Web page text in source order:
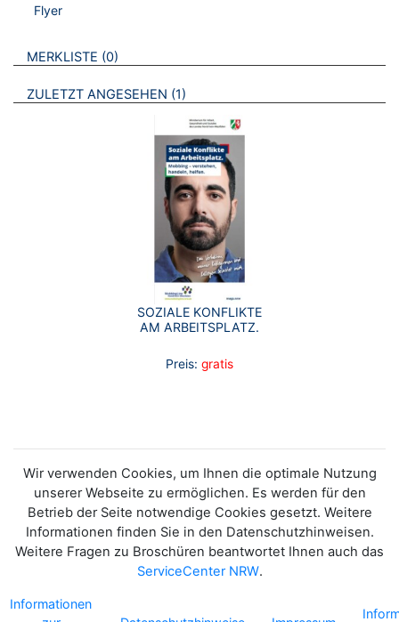
Flyer
VERWEISE AUF VERMERKTE- ODER ZULETZT ANGESEHENE
MERKLISTE 0 BROSCHÜREN
ZULETZT ANGESEHEN 1 BROSCHÜREN
SOZIALE KONFLIKTE
AM ARBEITSPLATZ.
Preis: gratis
Wir verwenden Cookies, um Ihnen die optimale Nutzung
unserer Webseite zu ermöglichen. Es werden für den
Betrieb der Seite notwendige Cookies gesetzt. Weitere
Informationen finden Sie in den Datenschutzhinweisen.
Weitere Fragen zu Broschüren beantwortet Ihnen auch das
ServiceCenter NRW.
Informationen